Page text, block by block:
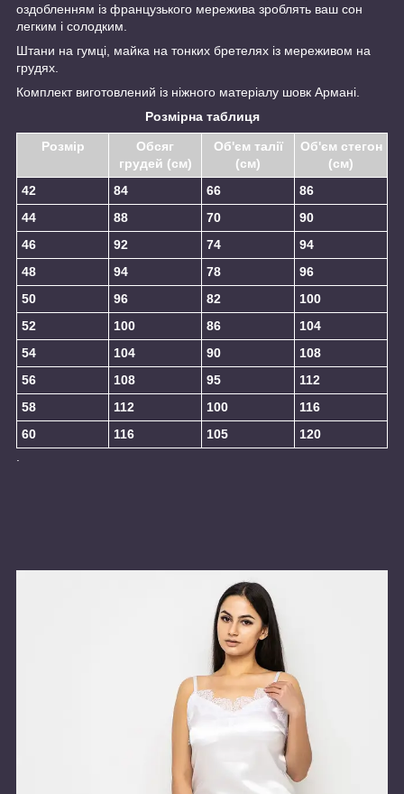
оздобленням із французького мережива зроблять ваш сон
легким і солодким.
Штани на гумці, майка на тонких бретелях із мереживом на
грудях.
Комплект виготовлений із ніжного матеріалу шовк Армані.
Розмірна таблиця
Розмір
Обсяг
грудей (см)
Об'єм талії
(см)
Об'єм стегон
(см)
42
84 66
86
44
88 70
90
46
92 74
94
48
94 78
96
50
96 82
100
52
100 86
104
54
104 90
108
56
108 95
112
58
112 100
116
60
116 105
120